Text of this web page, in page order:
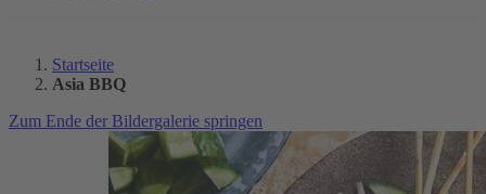
Startseite
Asia BBQ
Zum Ende der Bildergalerie springen